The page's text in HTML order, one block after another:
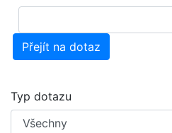
Přejít na dotaz
Typ dotazu